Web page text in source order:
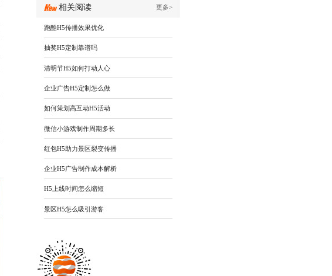
相关阅读 更多>
跑酷H5传播效果优化
抽奖H5定制靠谱吗
清明节H5如何打动人心
企业广告H5定制怎么做
如何策划高互动H5活动
微信小游戏制作周期多长
红包H5助力景区裂变传播
企业H5广告制作成本解析
H5上线时间怎么缩短
景区H5怎么吸引游客